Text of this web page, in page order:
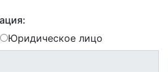
Юридическое лицо